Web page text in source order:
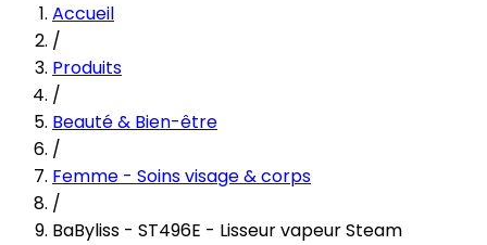
Accueil
/
Produits
/
Beauté & Bien-être
/
Femme - Soins visage & corps
/
BaByliss - ST496E - Lisseur vapeur Steam